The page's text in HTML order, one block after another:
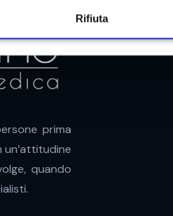
Rifiuta
prima
un’attitudine
quando